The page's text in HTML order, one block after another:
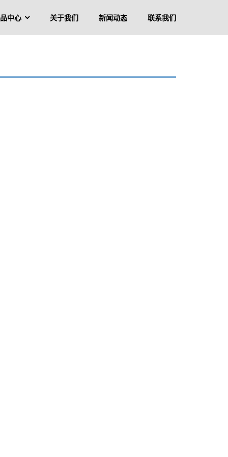
中心 关于我们 新闻动态 联系我们